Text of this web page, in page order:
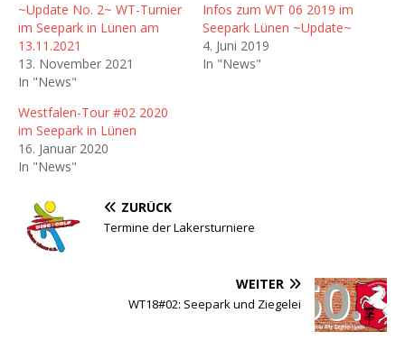
~Update No. 2~ WT-Turnier
im Seepark in Lünen am
13.11.2021
13. November 2021
In "News"
Infos zum WT 06 2019 im
Seepark Lünen ~Update~
4. Juni 2019
In "News"
Westfalen-Tour #02 2020
im Seepark in Lünen
16. Januar 2020
In "News"
ZURÜCK
Termine der Lakersturniere
WEITER
WT18#02: Seepark und Ziegelei